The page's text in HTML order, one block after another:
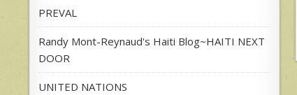
PREVAL
Randy Mont-Reynaud's Haiti Blog~HAITI NEXT
DOOR
UNITED NATIONS